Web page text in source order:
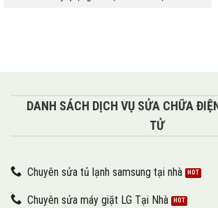
DANH SÁCH DỊCH VỤ SỬA CHỮA
TỬ
Chuyên sửa tủ lạnh samsung tại nhà
Chuyên sửa máy giặt LG Tại Nhà